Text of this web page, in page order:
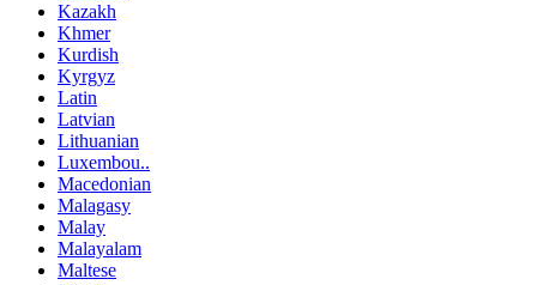
Kazakh
Khmer
Kurdish
Kyrgyz
Latin
Latvian
Lithuanian
Luxembou..
Macedonian
Malagasy
Malay
Malayalam
Maltese